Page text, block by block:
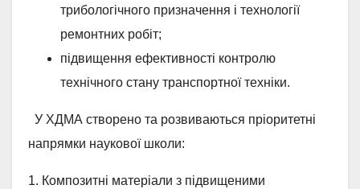
трибологічного призначення і технології
ремонтних робіт;
підвищення ефективності контролю
технічного стану транспортної техніки.
У ХДМА створено та розвиваються пріоритетні
напрямки наукової школи:
1. Композитні матеріали з підвищеними